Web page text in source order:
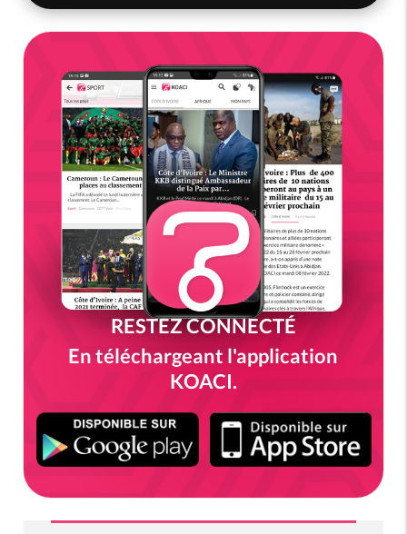
RESTEZ CONNECTÉ
En téléchargeant l'application
KOACI.